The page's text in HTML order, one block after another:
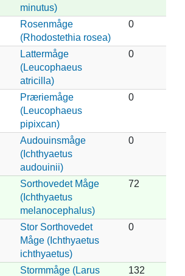
minutus)
Rosenmåge
(Rhodostethia rosea)
0
Lattermåge
(Leucophaeus
atricilla)
0
Præriemåge
(Leucophaeus
pipixcan)
0
Audouinsmåge
(Ichthyaetus
audouinii)
0
Sorthovedet Måge
(Ichthyaetus
melanocephalus)
72
Stor Sorthovedet
Måge (Ichthyaetus
ichthyaetus)
0
Stormmåge (Larus
132